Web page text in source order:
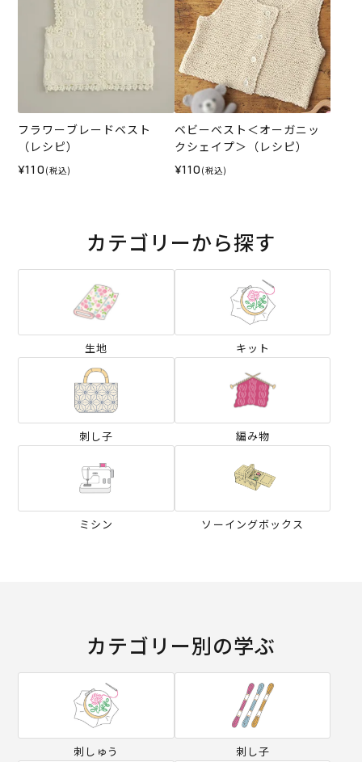
フラワーブレードベスト
（レシピ）
¥110 (税込)
ベビーベスト＜オーガニッ
クシェイプ＞（レシピ）
¥110 (税込)
カテゴリーから探す
生地 キット
刺し子 編み物
ミシン ソーイングボックス
カテゴリー別の学ぶ
刺しゅう 刺し子